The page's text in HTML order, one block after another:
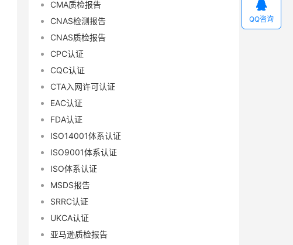
CMA质检报告
CNAS检测报告
CNAS质检报告
CPC认证
CQC认证
CTA入网许可认证
EAC认证
FDA认证
ISO14001体系认证
ISO9001体系认证
ISO体系认证
MSDS报告
SRRC认证
UKCA认证
亚马逊质检报告

QQ咨询